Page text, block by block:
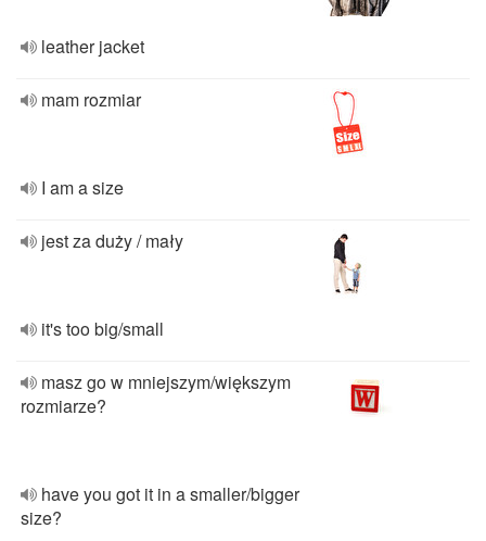
leather jacket
mam rozmiar
I am a size
jest za duży / mały
it's too big/small
masz go w mniejszym/większym
rozmiarze?
have you got it in a smaller/bigger
size?